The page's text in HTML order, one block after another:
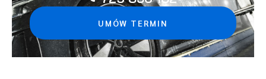
UMÓW TERMIN